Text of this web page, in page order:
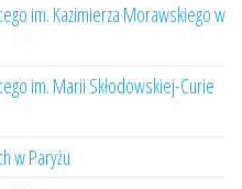
im. Kazimierza Morawskiego w
im. Marii Skłodowskiej-Curie
w Paryżu